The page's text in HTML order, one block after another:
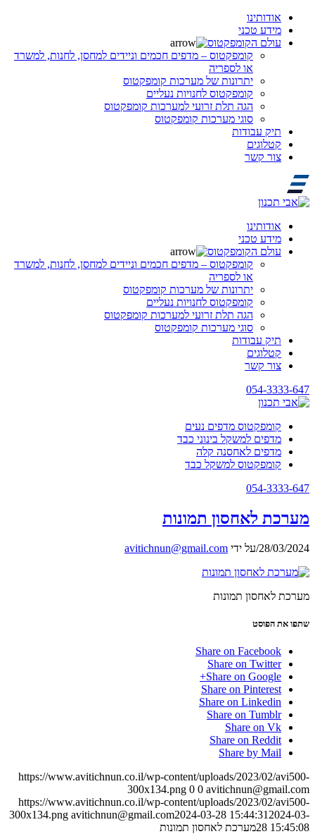
אודותינו
מידע טכני
עולם הקומפקטוס
קומפקטוס – מדפים חכמים וניידים למחסן, לחנות, למשרד
או לספריה
יתרונות של מערכות קומפקטוס
קומפקטוס לחנויות נעליים
הגה תלת זרועי למערכות קומפקטוס
סוגי מערכות קומפקטוס
תיק עבודות
קטלוגים
צור קשר
אודותינו
מידע טכני
עולם הקומפקטוס
קומפקטוס – מדפים חכמים וניידים למחסן, לחנות, למשרד
או לספריה
יתרונות של מערכות קומפקטוס
קומפקטוס לחנויות נעליים
הגה תלת זרועי למערכות קומפקטוס
סוגי מערכות קומפקטוס
תיק עבודות
קטלוגים
צור קשר
054-3333-647
קומפקטוס מדפים נעים
מדפים למשקל בינוני כבד
מדפים לאחסנה קלה
קומפקטוס למשקל כבד
054-3333-647
מערכת לאחסון תמונות
28/03/2024
/על ידי avitichnun@gmail.com
מערכת לאחסון תמונות
שתפו את הפוסט
Share on Facebook
Share on Twitter
Share on Google+
Share on Pinterest
Share on Linkedin
Share on Tumblr
Share on Vk
Share on Reddit
Share by Mail
https://www.avitichnun.co.il/wp-content/uploads/2023/02/avi500-
300x134.png 0 0 avitichnun@gmail.com
https://www.avitichnun.co.il/wp-content/uploads/2023/02/avi500-
300x134.png avitichnun@gmail.com2024-03-28 15:44:31 2024-03-
28 15:45:08מערכת לאחסון תמונות